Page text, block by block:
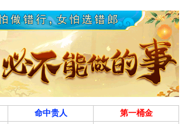
命中贵人
第一桶金